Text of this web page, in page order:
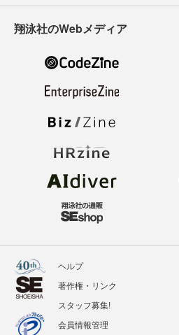
翔泳社のWebメディア
ヘルプ
著作権・リンク
スタッフ募集!
会員情報管理